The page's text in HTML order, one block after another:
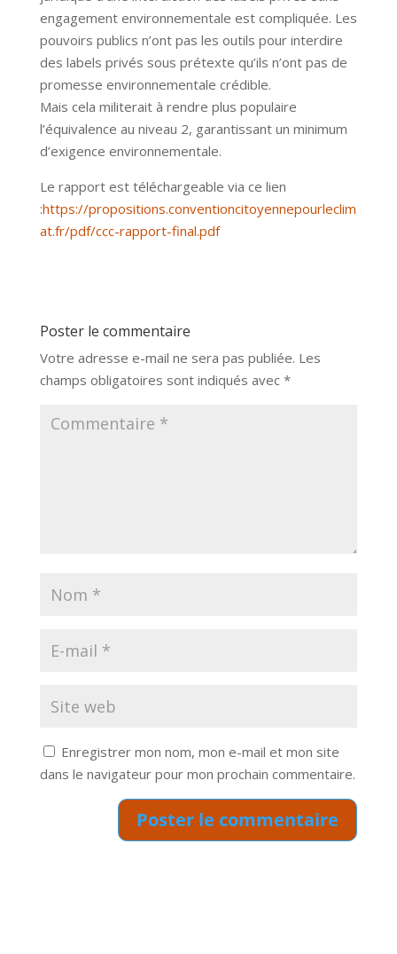
engagement environnementale est compliquée. Les
pouvoirs publics n’ont pas les outils pour interdire
des labels privés sous prétexte qu’ils n’ont pas de
promesse environnementale crédible.
Mais cela militerait à rendre plus populaire
l’équivalence au niveau 2, garantissant un minimum
d’exigence environnementale.
Le rapport est téléchargeable via ce lien
:https://propositions.conventioncitoyennepourleclim
at.fr/pdf/ccc-rapport-final.pdf
Poster le commentaire
Votre adresse e-mail ne sera pas publiée. Les
champs obligatoires sont indiqués avec *
Enregistrer mon nom, mon e-mail et mon site
dans le navigateur pour mon prochain commentaire.